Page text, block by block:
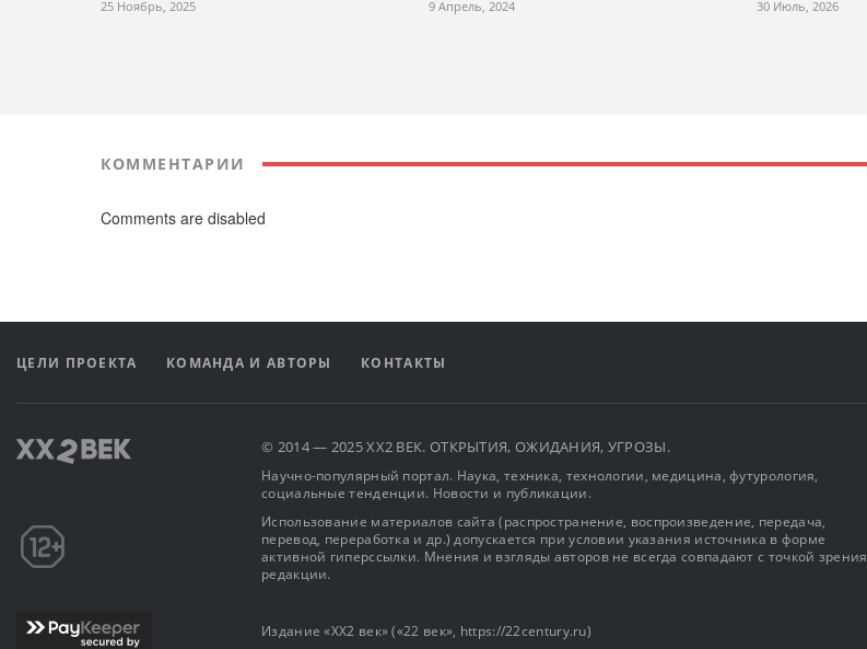
25 Ноябрь, 2025 9 Апрель, 2024 30 Июль, 2026
КОММЕНТАРИИ
Comments are disabled
ЦЕЛИ ПРОЕКТА КОМАНДА И АВТОРЫ КОНТАКТЫ
© 2014 — 2025 XX2 ВЕК. ОТКРЫТИЯ, ОЖИДАНИЯ, УГРОЗЫ.
Научно-популярный портал. Наука, техника, технологии, медицина, футурология,
социальные тенденции. Новости и публикации.
Использование материалов сайта (распространение, воспроизведение, передача,
перевод, переработка и др.) допускается при условии указания источника в форме
активной гиперссылки. Мнения и взгляды авторов не всегда совпадают с точкой зрения
редакции.
Издание «XX2 век» («22 век», https://22century.ru)